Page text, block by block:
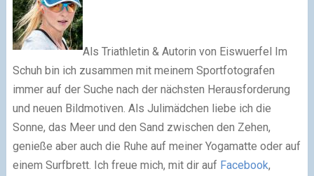
Als Triathletin & Autorin von Eiswuerfel Im
Schuh bin ich zusammen mit meinem Sportfotografen
immer auf der Suche nach der nächsten Herausforderung
und neuen Bildmotiven. Als Julimädchen liebe ich die
Sonne, das Meer und den Sand zwischen den Zehen,
genieße aber auch die Ruhe auf meiner Yogamatte oder auf
einem Surfbrett. Ich freue mich, mit dir auf Facebook,